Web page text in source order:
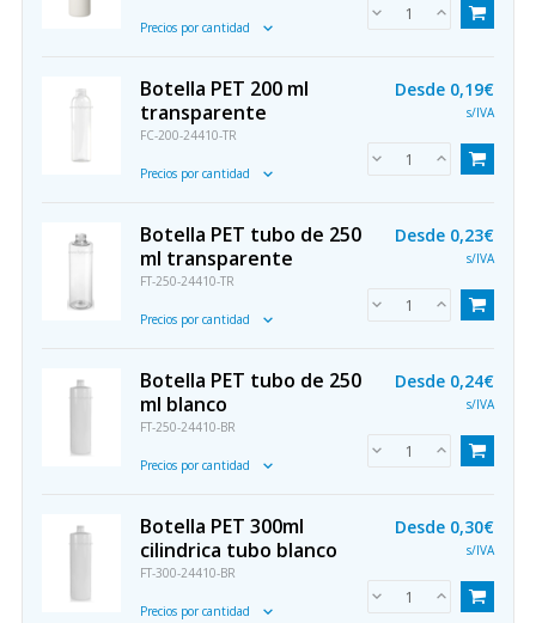
Precios por cantidad
Botella PET 200 ml
transparente
FC-200-24410-TR
Precios por cantidad
Desde 0,19€
s/IVA
Botella PET tubo de 250
ml transparente
FT-250-24410-TR
Precios por cantidad
Desde 0,23€
s/IVA
Botella PET tubo de 250
ml blanco
FT-250-24410-BR
Precios por cantidad
Desde 0,24€
s/IVA
Botella PET 300ml
cilindrica tubo blanco
FT-300-24410-BR
Precios por cantidad
Desde 0,30€
s/IVA